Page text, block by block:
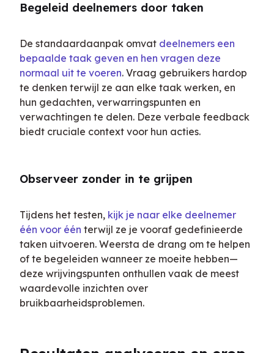
Begeleid deelnemers door taken
De standaardaanpak omvat deelnemers een
bepaalde taak geven en hen vragen deze
normaal uit te voeren. Vraag gebruikers hardop
te denken terwijl ze aan elke taak werken, en
hun gedachten, verwarringspunten en
verwachtingen te delen. Deze verbale feedback
biedt cruciale context voor hun acties.
Observeer zonder in te grijpen
Tijdens het testen, kijk je naar elke deelnemer
één voor één terwijl ze je vooraf gedefinieerde
taken uitvoeren. Weersta de drang om te helpen
of te begeleiden wanneer ze moeite hebben—
deze wrijvingspunten onthullen vaak de meest
waardevolle inzichten over
bruikbaarheidsproblemen.